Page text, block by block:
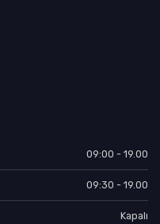
09:00 - 19.00
09:30 - 19.00
Kapalı